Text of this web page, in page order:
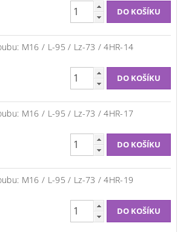
M16 / L-95 / Lz-73 / 4HR-14
M16 / L-95 / Lz-73 / 4HR-17
M16 / L-95 / Lz-73 / 4HR-19